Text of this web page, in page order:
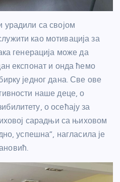
са својом
као мотивација за
генерација може да
експонат и онда ћемо
једног дана. Све ове
наше деце, о
о осећају за
сарадњи са њиховом
успешна”, нагласила је